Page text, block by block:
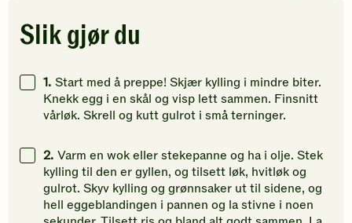
Klikk
for
gi
din
vurdering.
din
vurdering.
din
Slik gjør du
1. Start med å preppe! Skjær kylling i mindre biter.
Knekk egg i en skål og visp lett sammen. Finsnitt
vårløk. Skrell og kutt gulrot i små terninger.
2. Varm en wok eller stekepanne og ha i olje. Stek
kylling til den er gyllen, og tilsett løk, hvitløk og
gulrot. Skyv kylling og grønnsaker ut til sidene, og
hell eggeblandingen i pannen og la stivne i noen